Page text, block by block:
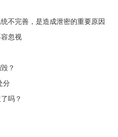
不完善，是造成泄密的重要原因
忽视
？
分
吗？